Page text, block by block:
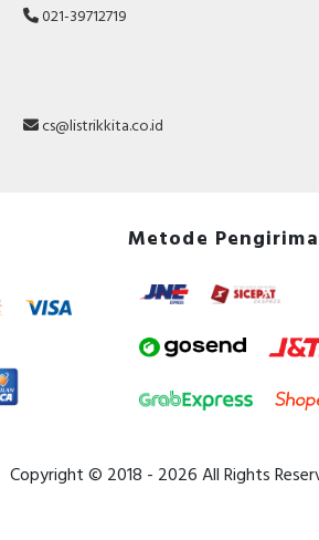
021-39712719
cs@listrikkita.co.id
Metode
Copyright © 2018 - 2026 All Rights